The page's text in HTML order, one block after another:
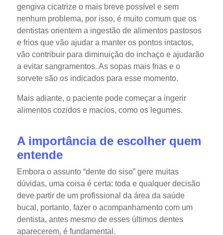
gengiva cicatrize o mais breve possível e sem
nenhum problema, por isso, é muito comum que os
dentistas orientem a ingestão de alimentos pastosos
e frios que vão ajudar a manter os pontos intactos,
vão contribuir para diminuição do inchaço e ajudarão
a evitar sangramentos. As sopas mais frias e o
sorvete são os indicados para esse momento.
Mais adiante, o paciente pode começar a ingerir
alimentos cozidos e macios, como os legumes.
A importância de escolher quem
entende
Embora o assunto “dente do siso” gere muitas
dúvidas, uma coisa é certa: toda e qualquer decisão
deve partir de um profissional da área da saúde
bucal, portanto, fazer o acompanhamento com um
dentista, antes mesmo de esses últimos dentes
aparecerem, é fundamental.